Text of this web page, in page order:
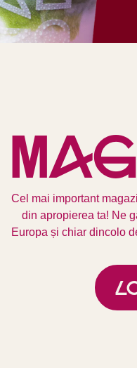
Mag
Cel mai important
din apropierea ta! Ne
Europa și chiar dincolo